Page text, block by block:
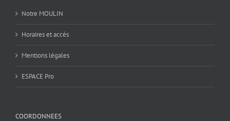
Notre MOULIN
Horaires et accès
Mentions légales
ESPACE Pro
COORDONNEES